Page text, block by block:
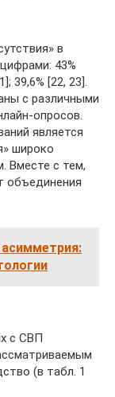
в
43%
39,6% [22, 23].
с различными
опросов.
является
широко
Вместе с тем,
объединения
с СВП
(в табл. 1